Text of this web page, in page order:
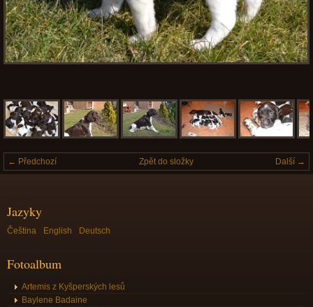
← Předchozí Další →
Zpět do složky
Jazyky
Čeština English Deutsch
Fotoalbum
Artemis z Kyšperských lesů
Baylene Badaine